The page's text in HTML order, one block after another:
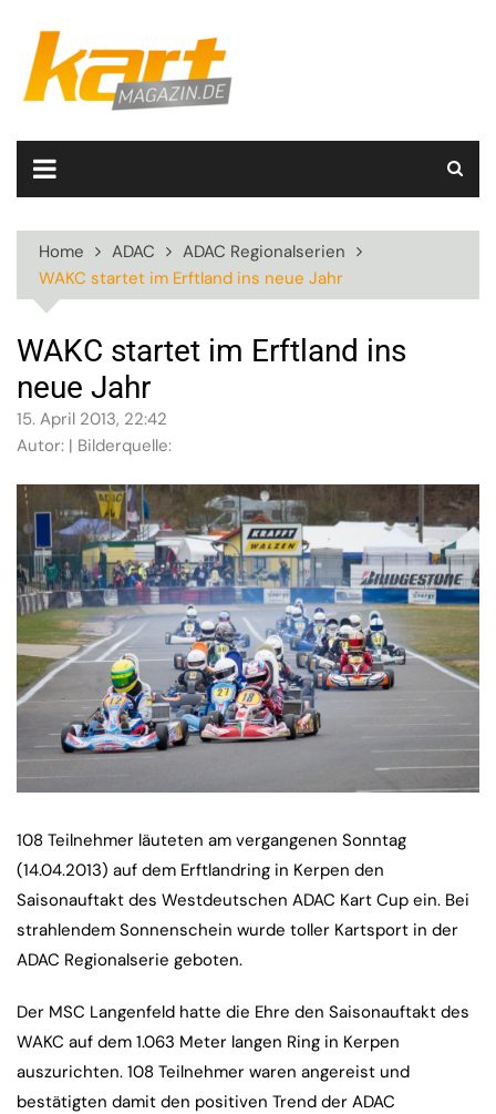
content
Home ADAC
ADAC Regionalserien
WAKC startet im Erftland ins neue Jahr
WAKC startet im Erftland ins
neue Jahr
15. April 2013, 22:42
Autor: | Bilderquelle:
108 Teilnehmer läuteten am vergangenen Sonntag
(14.04.2013) auf dem Erftlandring in Kerpen den
Saisonauftakt des Westdeutschen ADAC Kart Cup ein. Bei
strahlendem Sonnenschein wurde toller Kartsport in der
ADAC Regionalserie geboten.
Der MSC Langenfeld hatte die Ehre den Saisonauftakt des
WAKC auf dem 1.063 Meter langen Ring in Kerpen
auszurichten. 108 Teilnehmer waren angereist und
bestätigten damit den positiven Trend der ADAC